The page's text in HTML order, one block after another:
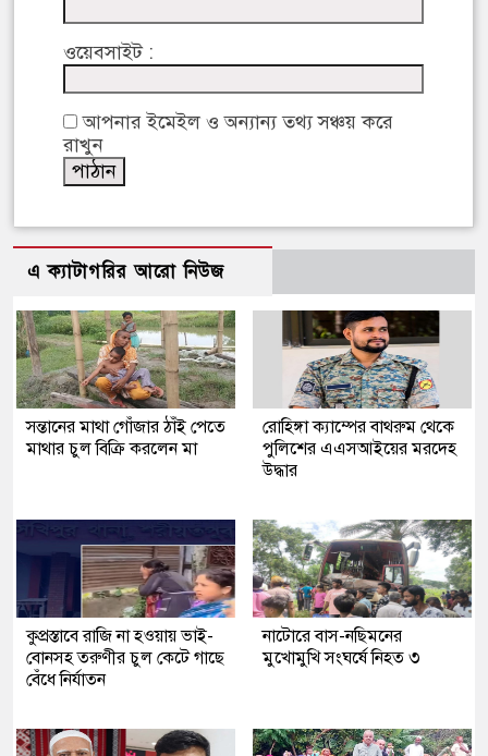
ওয়েবসাইট :
আপনার ইমেইল ও অন্যান্য তথ্য সঞ্চয় করে
রাখুন
এ ক্যাটাগরির আরো নিউজ
সন্তানের মাথা গোঁজার ঠাঁই পেতে
মাথার চুল বিক্রি করলেন মা
রোহিঙ্গা ক্যাম্পের বাথরুম থেকে
পুলিশের এএসআইয়ের মরদেহ
উদ্ধার
কুপ্রস্তাবে রাজি না হওয়ায় ভাই-
বোনসহ তরুণীর চুল কেটে গাছে
বেঁধে নির্যাতন
নাটোরে বাস-নছিমনের
মুখোমুখি সংঘর্ষে নিহত ৩